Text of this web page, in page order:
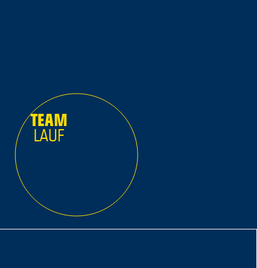
TEAM
LAUF